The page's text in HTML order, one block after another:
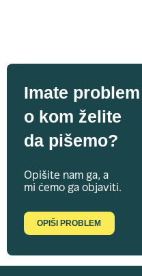
Imate problem
o kom želite
da pišemo?
Opišite nam ga, a
mi ćemo ga objaviti.
OPIŠI PROBLEM